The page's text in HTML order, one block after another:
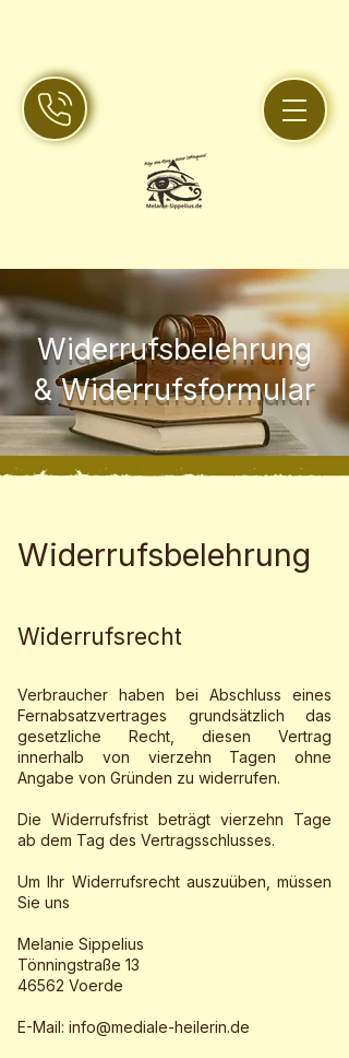
Widerrufsbelehrung
& Widerrufsformular
Widerrufsbelehrung
Widerrufsrecht
Verbraucher haben bei Abschluss eines
Fernabsatzvertrages grundsätzlich das
gesetzliche Recht, diesen Vertrag
innerhalb von vierzehn Tagen ohne
Angabe von Gründen zu widerrufen.
Die Widerrufsfrist beträgt vierzehn Tage
ab dem Tag des Vertragsschlusses.
Um Ihr Widerrufsrecht auszuüben, müssen
Sie uns
Melanie Sippelius
Tönningstraße 13
46562 Voerde
E-Mail: info@mediale-heilerin.de